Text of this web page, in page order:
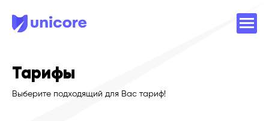
Тарифы
Выберите подходящий для Вас тариф!